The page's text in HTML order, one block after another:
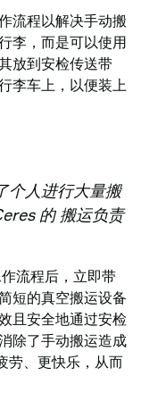
流程以解决手动搬
李，而是可以使用
放到安检传送带
李车上，以便装上
个人进行大量搬
的 搬运负责
流程后，立即带
短的真空搬运设备
且安全地通过安检
除了手动搬运造成
劳、更快乐，从而